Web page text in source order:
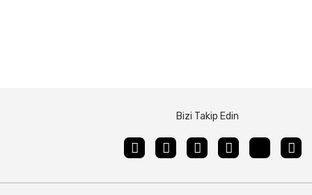
Bizi Takip Edin